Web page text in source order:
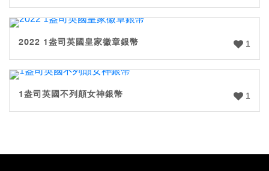
1
2022 1盎司英國皇家徽章銀幣
1
1盎司英國不列顛女神銀幣